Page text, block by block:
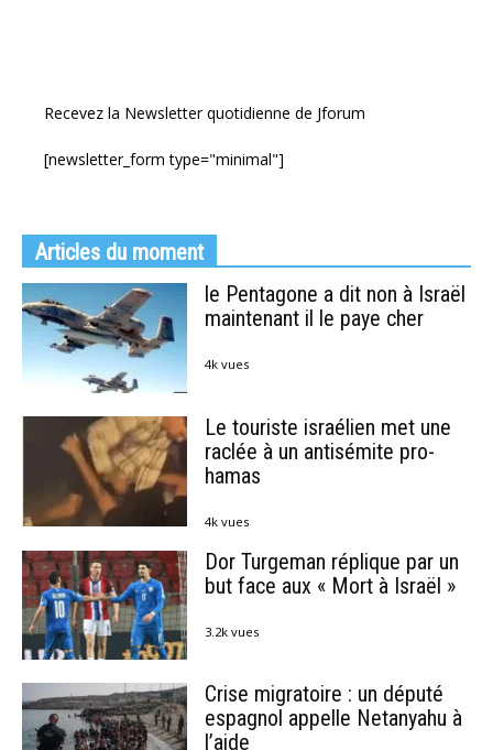
Recevez la Newsletter quotidienne de Jforum
[newsletter_form type="minimal"]
Articles du moment
le Pentagone a dit non à Israël
maintenant il le paye cher
4k vues
Le touriste israélien met une
raclée à un antisémite pro-
hamas
4k vues
Dor Turgeman réplique par un
but face aux « Mort à Israël »
3.2k vues
Crise migratoire : un député
espagnol appelle Netanyahu à
l’aide